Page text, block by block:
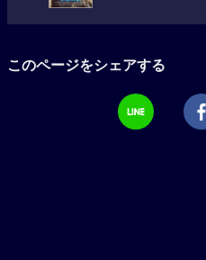
このページをシェアする